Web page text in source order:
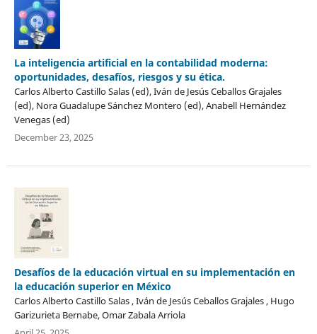
La inteligencia artificial en la contabilidad moderna:
oportunidades, desafíos, riesgos y su ética.
Carlos Alberto Castillo Salas (ed), Iván de Jesús Ceballos Grajales
(ed), Nora Guadalupe Sánchez Montero (ed), Anabell Hernández
Venegas (ed)
December 23, 2025
Desafíos de la educación virtual en su implementación en
la educación superior en México
Carlos Alberto Castillo Salas , Iván de Jesús Ceballos Grajales , Hugo
Garizurieta Bernabe, Omar Zabala Arriola